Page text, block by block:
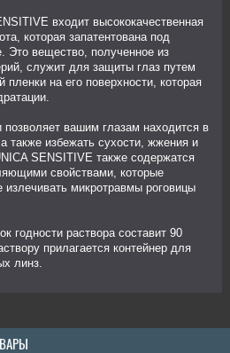
входит высококачественная
которая запатентована под
Это вещество, полученное из
служит для защиты глаз путем
пленки на его поверхности, которая
позволяет вашим глазам находится в
также избежать сухости, жжения и
SENSITIVE также содержатся
свойствами, которые
излечивать микротравмы роговицы
годности раствора составит 90
прилагается контейнер для
линз.